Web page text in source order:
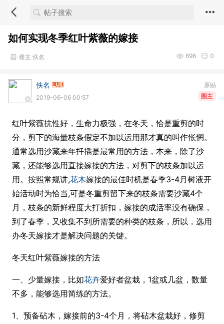
如何实现冬季红叶紫薇的嫁接
楼主 佚名 0
696
原贴
佚名
圈主
2019-06-06 00:57
红叶紫薇抗性好，生命力极强，在冬天，恰是重剪的时
分，剪下的海量枝条假定不加以运用那才真的叫作怅惘。
通常选用沙藏来年扦插是最常用的方法，本来，除了沙
藏，还能够选用直接嫁接的方法，对剪下的枝条加以运
用。按照常规讲,花木嫁接的最佳时机是春季3-4月树液开
始活动时为恰当,可是冬重剪留下来的枝条需要沙藏4个
月，枝条的新鲜程度大打折扣，嫁接的成活率没有确保，
到了春季，又收集不到所需要的种类的枝条，所以，选用
办冬天嫁接才是解决问题的关键。
冬天红叶紫薇嫁接的方法
一、少量嫁接，比如花卉爱好者盆栽，1盆或几盆，数量
不多，能够选用简练的方法。
1、预备砧木，嫁接前的3-4个月，将砧木盆栽好，修剪